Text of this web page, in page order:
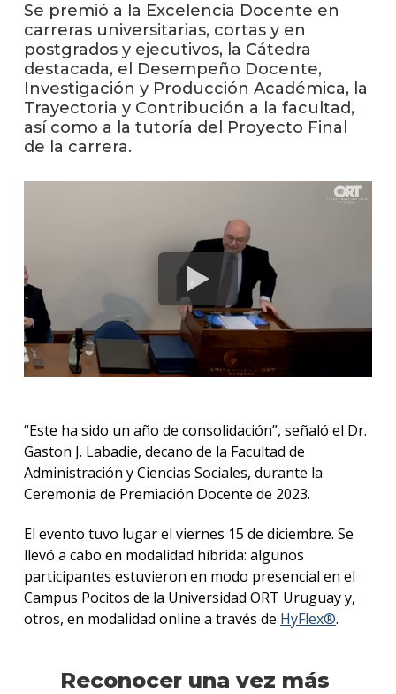
los
Se premió a la Excelencia Docente en
carreras universitarias, cortas y en
postgrados y ejecutivos, la Cátedra
destacada, el Desempeño Docente,
Investigación y Producción Académica, la
Trayectoria y Contribución a la facultad,
así como a la tutoría del Proyecto Final
de la carrera.
“Este ha sido un año de consolidación”, señaló el Dr.
Gaston J. Labadie, decano de la Facultad de
Administración y Ciencias Sociales, durante la
Ceremonia de Premiación Docente de 2023.
El evento tuvo lugar el viernes 15 de diciembre. Se
llevó a cabo en modalidad híbrida: algunos
participantes estuvieron en modo presencial en el
Campus Pocitos de la Universidad ORT Uruguay y,
otros, en modalidad online a través de HyFlex®.
Reconocer una vez más